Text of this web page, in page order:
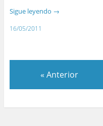
Sigue leyendo →
16/05/2011
« Anterior